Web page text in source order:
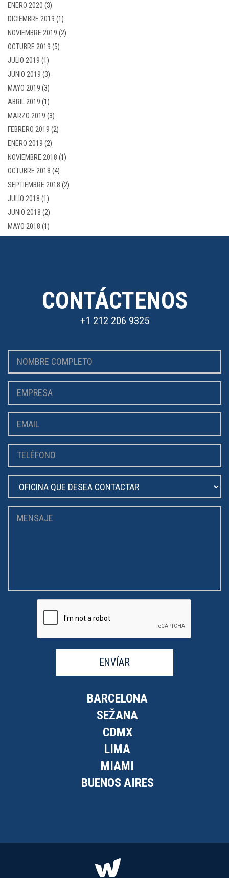
ENERO 2020 (3)
DICIEMBRE 2019 (1)
NOVIEMBRE 2019 (2)
OCTUBRE 2019 (5)
JULIO 2019 (1)
JUNIO 2019 (3)
MAYO 2019 (3)
ABRIL 2019 (1)
MARZO 2019 (3)
FEBRERO 2019 (2)
ENERO 2019 (2)
NOVIEMBRE 2018 (1)
OCTUBRE 2018 (4)
SEPTIEMBRE 2018 (2)
JULIO 2018 (1)
JUNIO 2018 (2)
MAYO 2018 (1)
CONTÁCTENOS
+1 212 206 9325
ENVÍAR
BARCELONA
SEŽANA
CDMX
LIMA
MIAMI
BUENOS AIRES